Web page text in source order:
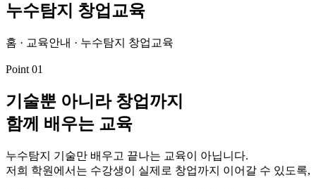
누수탐지 창업교육
홈 · 교육안내 · 누수탐지 창업교육
Point 01
기술뿐 아니라 창업까지
함께 배우는 교육
누수탐지 기술만 배우고 끝나는 교육이 아닙니다.
저희 학원에서는 수강생이 실제로 창업까지 이어갈 수 있도록,